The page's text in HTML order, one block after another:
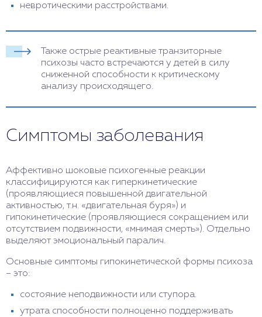
невротическими расстройствами.
Также острые реактивные транзиторные
психозы часто встречаются у детей в силу
сниженной способности к критическому
анализу происходящего.
Симптомы заболевания
Аффективно шоковые психогенные реакции
классифицируются как гиперкинетические
(проявляющиеся повышенной двигательной
активностью, т.н. «двигательная буря») и
гипокинетические (проявляющиеся сокращением или
отсутствием подвижности, «мнимая смерть»). Отдельно
выделяют эмоциональный паралич.
Основные симптомы гипокинетической формы психоза
– это:
состояние неподвижности или ступора.
утрата способности полноценно поддерживать